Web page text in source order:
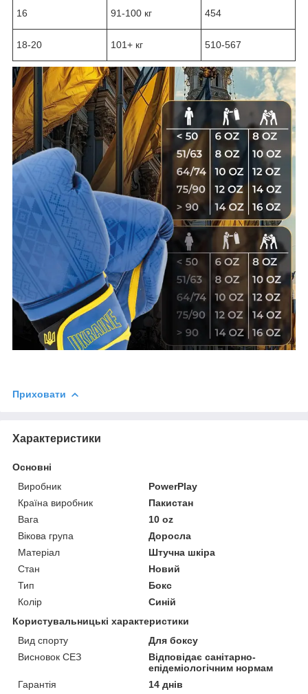
16 91-100 кг 454
18-20 101+ кг 510-567
Приховати
Характеристики
Основні
Виробник
PowerPlay
Країна виробник
Пакистан
Вага
10 oz
Вікова група
Доросла
Матеріал
Штучна шкіра
Стан
Новий
Тип
Бокс
Колір
Синій
Користувальницькі характеристики
Вид спорту
Для боксу
Висновок СЕЗ
Відповідає санітарно-
епідеміологічним нормам
Гарантія
14 днів